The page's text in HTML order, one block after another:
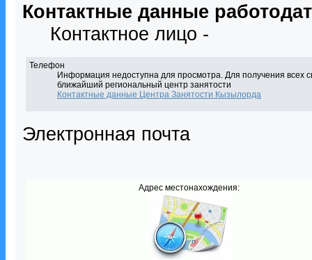
Контактные данные
Контактное лицо -
Телефон
Информация недоступна для просмотра. Для получения всех
ближайший региональный центр занятости
Контактные данные Центра Занятости Кызылорда
Электронная почта
Адрес местонахождения: